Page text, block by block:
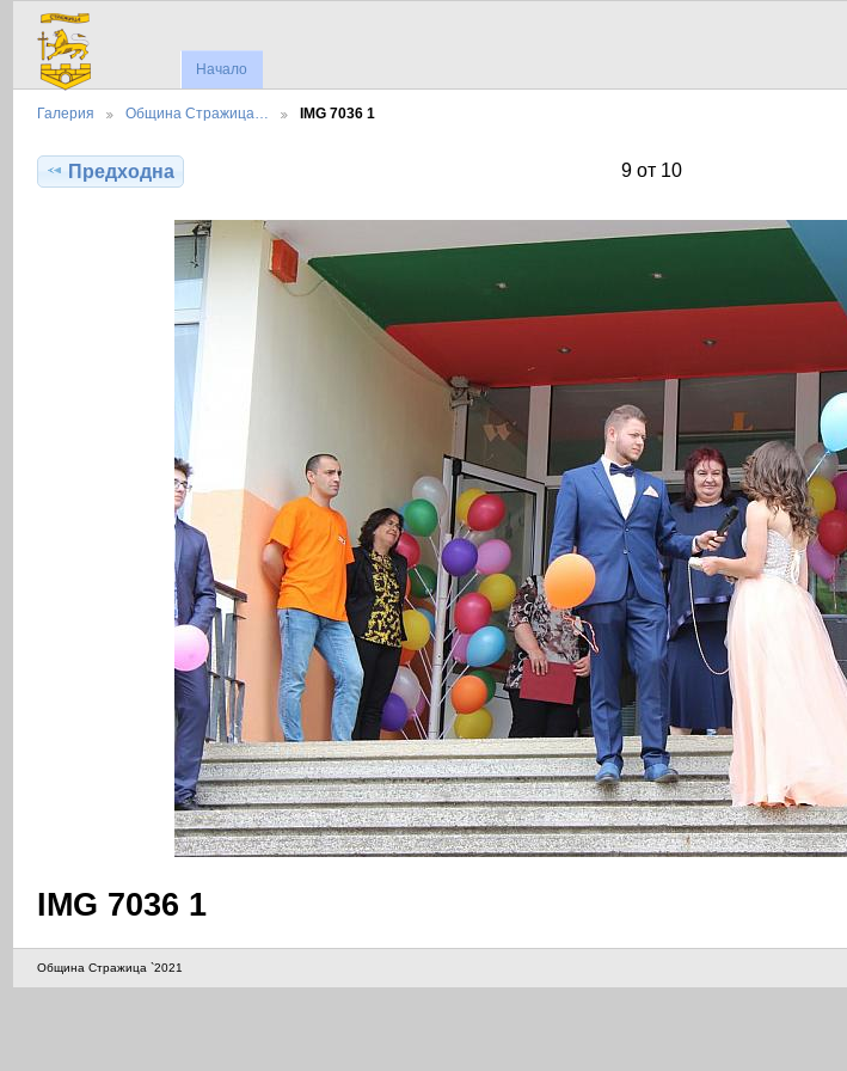
Начало
Галерия Община Стражица… IMG 7036 1
Предходна 9 от 10
IMG 7036 1
Община Стражица `2021